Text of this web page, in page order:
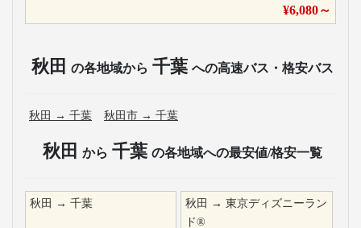
¥6,080～
秋田 の各地域から 千葉 への高速バス・格安バス
秋田 → 千葉 秋田市 → 千葉
秋田 から 千葉 の各地域への最安値/格安一覧
秋田 → 千葉 秋田 →東京ディズニーラン
ド®